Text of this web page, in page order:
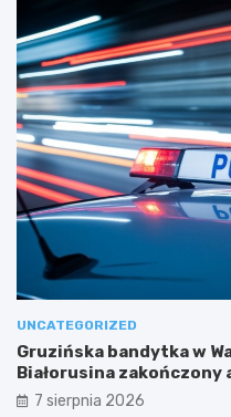
UNCATEGORIZED
Gruzińska bandytka w
Białorusina
7 sierpnia 2026